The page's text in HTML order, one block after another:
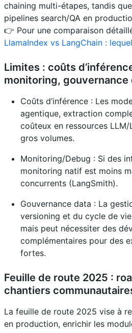
chaining multi-étapes, tandis
pipelines search/QA en
👉 Pour une comparaison
LlamaIndex vs LangChain :
Limites : coûts
monitoring, gouvernance
Coûts d’inférence : Les
agentique, extraction
coûteux en ressources
gros volumes.
Monitoring/Debug : Si des
monitoring natif est moins
concurrents (LangSmith).
Gouvernance data : La
versioning et du cycle de
mais peut nécessiter des
complémentaires pour des
fortes.
Feuille de route 2025 :
chantiers
La feuille de route 2025 vise à
en production, enrichir les